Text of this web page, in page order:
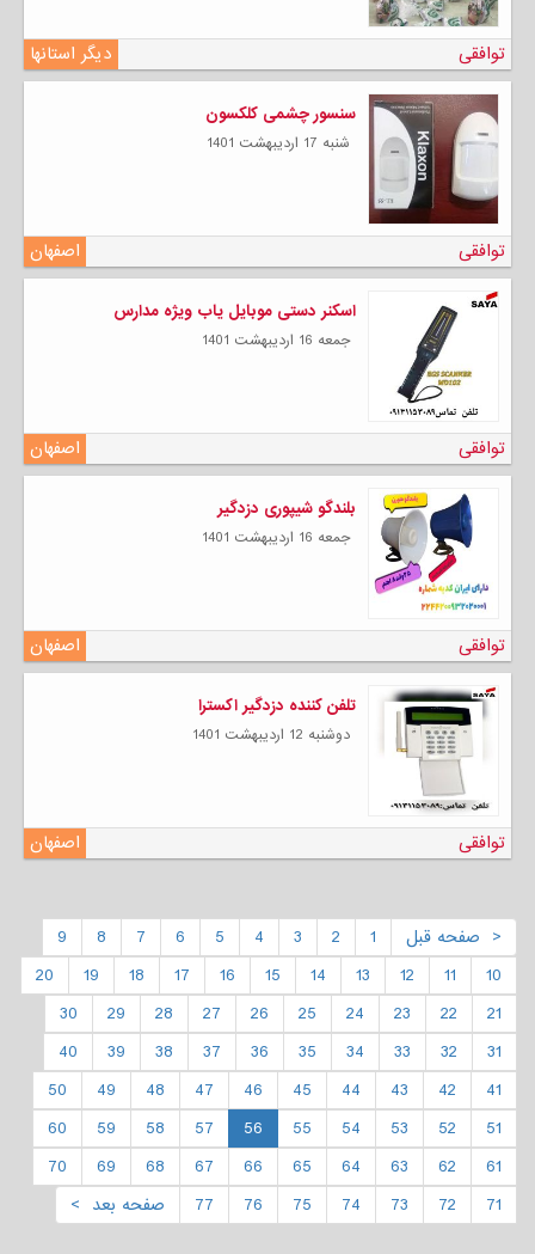
دیگر استانها توافقی
سنسور چشمی کلکسون
شنبه 17 ارديبهشت 1401
اصفهان توافقی
اسکنر دستی موبایل یاب ویژه مدارس
جمعه 16 ارديبهشت 1401
اصفهان توافقی
بلندگو شیپوری دزدگیر
جمعه 16 ارديبهشت 1401
اصفهان توافقی
تلفن کننده دزدگیر اکسترا
دوشنبه 12 ارديبهشت 1401
اصفهان توافقی
< صفحه قبل 1
2
3
4
5
6
7
8
9
10
11
12
13
14
15
16
17
18
19
20
21
22
23
24
25
26
27
28
29
30
31
32
33
34
35
36
37
38
39
40
41
42
43
44
45
46
47
48
49
50
51
52
53
54
55
56
57
58
59
60
61
62
63
64
65
66
67
68
69
70
71
72
73
74
75
76
77 صفحه بعد >